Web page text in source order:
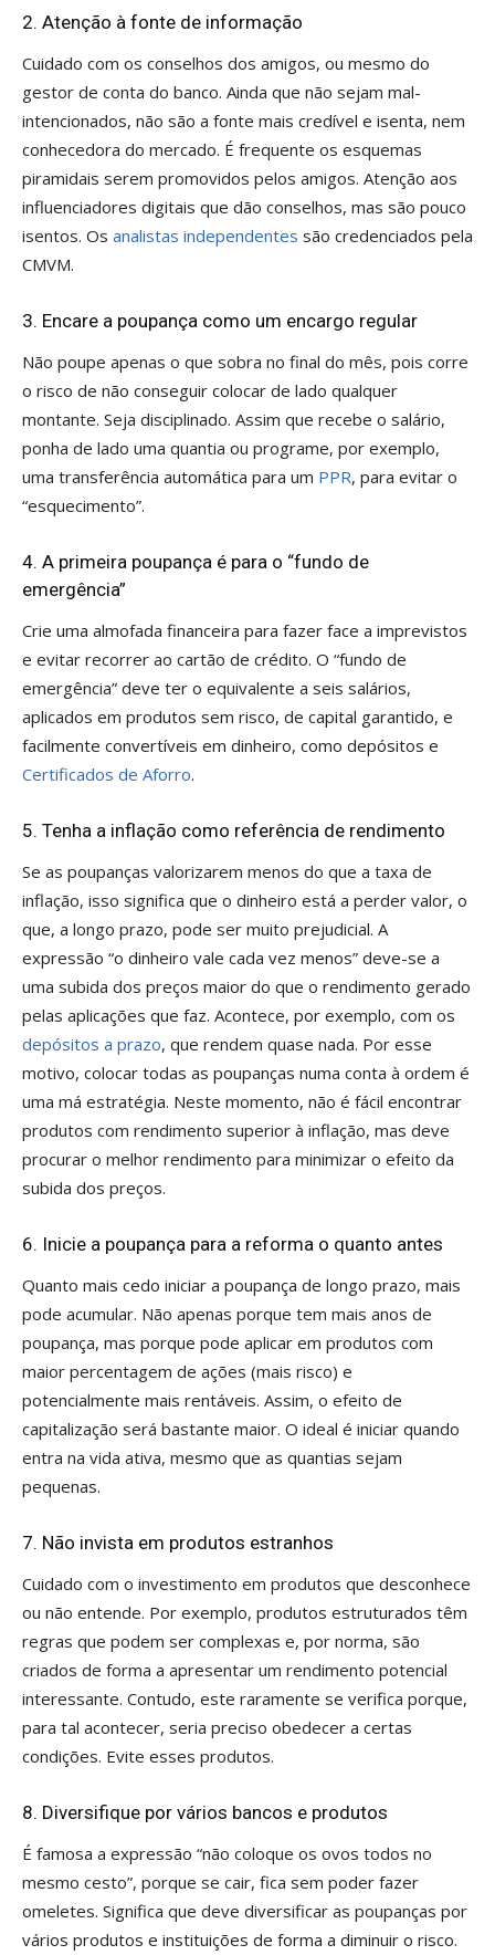
2. Atenção à fonte de informação
Cuidado com os conselhos dos amigos, ou mesmo do
gestor de conta do banco. Ainda que não sejam mal-
intencionados, não são a fonte mais credível e isenta, nem
conhecedora do mercado. É frequente os esquemas
piramidais serem promovidos pelos amigos. Atenção aos
influenciadores digitais que dão conselhos, mas são pouco
isentos. Os analistas independentes são credenciados pela
CMVM.
3. Encare a poupança como um encargo regular
Não poupe apenas o que sobra no final do mês, pois corre
o risco de não conseguir colocar de lado qualquer
montante. Seja disciplinado. Assim que recebe o salário,
ponha de lado uma quantia ou programe, por exemplo,
uma transferência automática para um PPR, para evitar o
“esquecimento”.
4. A primeira poupança é para o “fundo de
emergência”
Crie uma almofada financeira para fazer face a imprevistos
e evitar recorrer ao cartão de crédito. O “fundo de
emergência” deve ter o equivalente a seis salários,
aplicados em produtos sem risco, de capital garantido, e
facilmente convertíveis em dinheiro, como depósitos e
Certificados de Aforro.
5. Tenha a inflação como referência de rendimento
Se as poupanças valorizarem menos do que a taxa de
inflação, isso significa que o dinheiro está a perder valor, o
que, a longo prazo, pode ser muito prejudicial. A
expressão “o dinheiro vale cada vez menos” deve-se a
uma subida dos preços maior do que o rendimento gerado
pelas aplicações que faz. Acontece, por exemplo, com os
depósitos a prazo, que rendem quase nada. Por esse
motivo, colocar todas as poupanças numa conta à ordem é
uma má estratégia. Neste momento, não é fácil encontrar
produtos com rendimento superior à inflação, mas deve
procurar o melhor rendimento para minimizar o efeito da
subida dos preços.
6. Inicie a poupança para a reforma o quanto antes
Quanto mais cedo iniciar a poupança de longo prazo, mais
pode acumular. Não apenas porque tem mais anos de
poupança, mas porque pode aplicar em produtos com
maior percentagem de ações (mais risco) e
potencialmente mais rentáveis. Assim, o efeito de
capitalização será bastante maior. O ideal é iniciar quando
entra na vida ativa, mesmo que as quantias sejam
pequenas.
7. Não invista em produtos estranhos
Cuidado com o investimento em produtos que desconhece
ou não entende. Por exemplo, produtos estruturados têm
regras que podem ser complexas e, por norma, são
criados de forma a apresentar um rendimento potencial
interessante. Contudo, este raramente se verifica porque,
para tal acontecer, seria preciso obedecer a certas
condições. Evite esses produtos.
8. Diversifique por vários bancos e produtos
É famosa a expressão “não coloque os ovos todos no
mesmo cesto”, porque se cair, fica sem poder fazer
omeletes. Significa que deve diversificar as poupanças por
vários produtos e instituições de forma a diminuir o risco.